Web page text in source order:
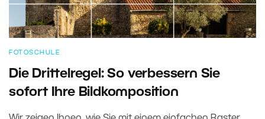
FOTOSCHULE
Die Drittelregel: So verbessern Sie
sofort Ihre Bildkomposition